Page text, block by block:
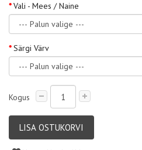
Vali - Mees / Naine
Särgi Värv
Kogus
LISA OSTUKORVI